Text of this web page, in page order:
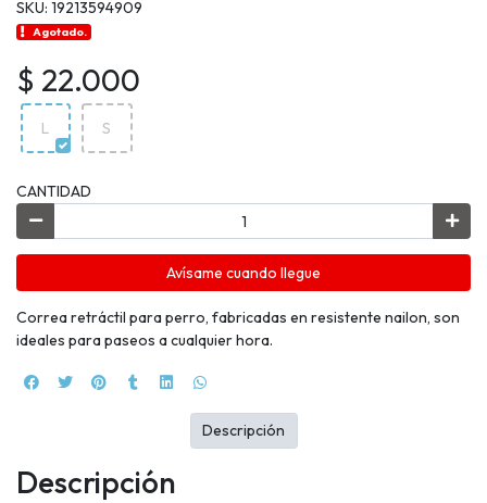
SKU: 19213594909
Agotado.
$ 22.000
L S
CANTIDAD
Avísame cuando llegue
Correa retráctil para perro, fabricadas en resistente nailon, son
ideales para paseos a cualquier hora.
Descripción
Descripción